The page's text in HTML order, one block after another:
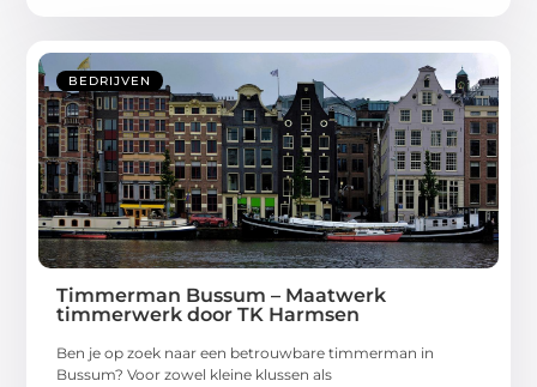
BEDRIJVEN
Timmerman Bussum – Maatwerk
timmerwerk door TK Harmsen
Ben je op zoek naar een betrouwbare timmerman in
Bussum? Voor zowel kleine klussen als